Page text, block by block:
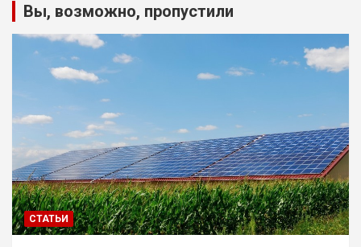
Вы, возможно, пропустили
СТАТЬИ